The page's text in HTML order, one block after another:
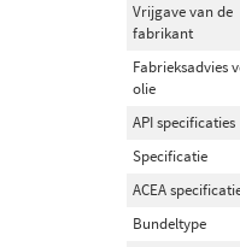
Vrijgave van de
fabrikant
Fabrieksadvies
olie
API specificaties
Specificatie
ACEA
Bundeltype